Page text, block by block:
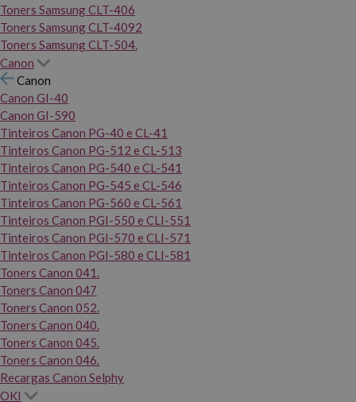
Toners Samsung CLT-406
Toners Samsung CLT-4092
Toners Samsung CLT-504.
Canon
Canon
Canon GI-40
Canon GI-590
Tinteiros Canon PG-40 e CL-41
Tinteiros Canon PG-512 e CL-513
Tinteiros Canon PG-540 e CL-541
Tinteiros Canon PG-545 e CL-546
Tinteiros Canon PG-560 e CL-561
Tinteiros Canon PGI-550 e CLI-551
Tinteiros Canon PGI-570 e CLI-571
Tinteiros Canon PGI-580 e CLI-581
Toners Canon 041.
Toners Canon 047
Toners Canon 052.
Toners Canon 040.
Toners Canon 045.
Toners Canon 046.
Recargas Canon Selphy
OKI